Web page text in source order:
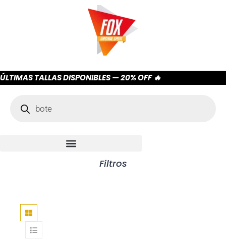
ÚLTIMAS TALLAS DISPONIBLES — 20% OFF 🔥
Filtros